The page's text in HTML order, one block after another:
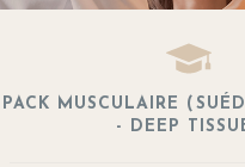
PACK MUSCULAIRE
- DEEP